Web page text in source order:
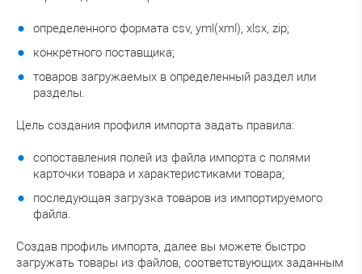
определенного формата csv, yml(xml), xlsx, zip;
конкретного поставщика;
товаров загружаемых в определенный раздел или
разделы.
Цель создания профиля импорта задать правила:
сопоставления полей из файла импорта с полями
карточки товара и характеристиками товара;
последующая загрузка товаров из импортируемого
файла.
Создав профиль импорта, далее вы можете быстро
загружать товары из файлов, соответствующих заданным